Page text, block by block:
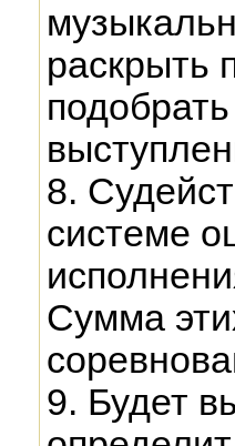
раскрыть
8.
системе
Сумма
9. Будет